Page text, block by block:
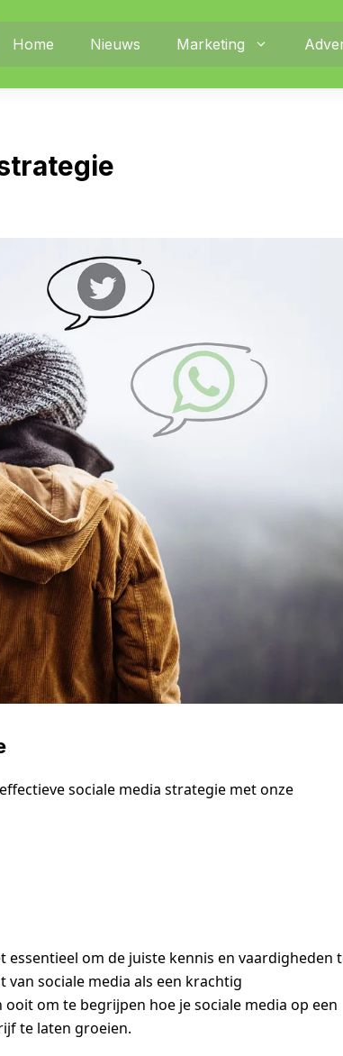
Home Nieuws Marketing
sociale media strategie met onze
essentieel om de juiste kennis en vaardigheden
sociale media als een krachtig
om te begrijpen hoe je sociale media op een
te laten groeien.